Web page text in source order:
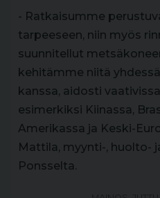
- Ratkaisumme
tarpeeseen, niin myös
suunnitellut
kehitämme niitä
kanssa, aidosti
esimerkiksi Kiinassa,
Amerikassa ja Keski-
Mattila, myynti-, huolto-
Ponsselta.